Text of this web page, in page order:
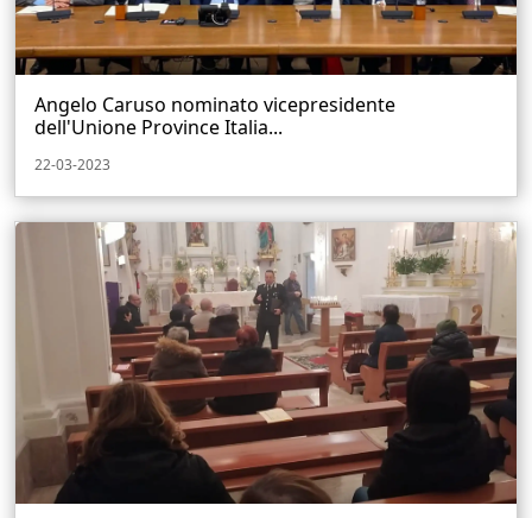
Angelo Caruso nominato vicepresidente
dell'Unione Province Italia...
22-03-2023